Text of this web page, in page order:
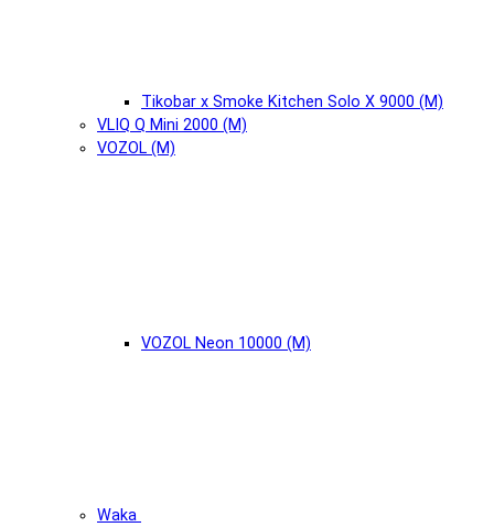
Tikobar x Smoke Kitchen Solo X 9000 (М)
VLIQ Q Mini 2000 (М)
VOZOL (М)
VOZOL Neon 10000 (М)
Waka